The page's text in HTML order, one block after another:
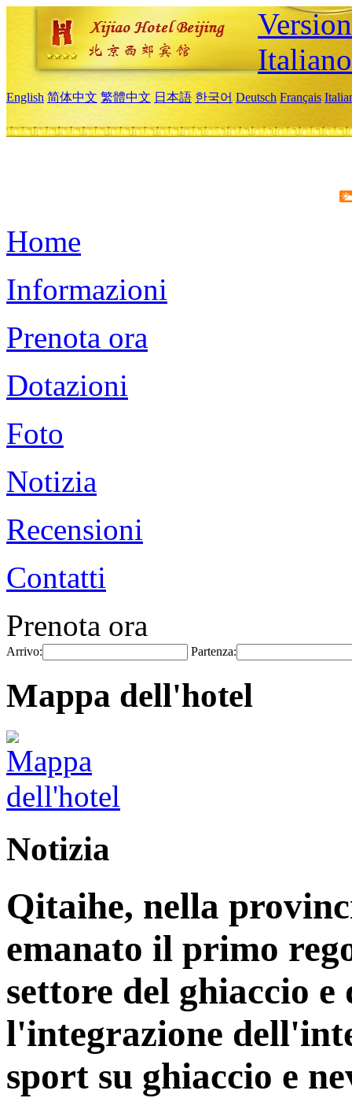
Italiano
English 简体中文 繁體中文 日本語 한국어 Deutsch Français
Home
Informazioni
Prenota ora
Dotazioni
Foto
Notizia
Recensioni
Contatti
Prenota ora
Arrivo: Partenza:
Mappa dell'hotel
Notizia
Qitaihe, nella
emanato il primo
settore del ghiaccio
l'integrazione
sport su ghiaccio e